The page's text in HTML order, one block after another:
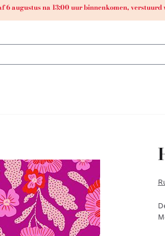
augustus na 13:00 uur binnenkomen, verstuurd